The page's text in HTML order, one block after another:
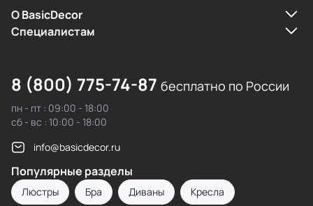
О BasicDecor
Cпециалистам
8 (800) 775-74-87 бесплатно по России
пн - пт : 09:00 - 18:00
сб - вс : 10:00 - 18:00
info@basicdecor.ru
Популярные разделы
Люстры Бра Диваны Кресла